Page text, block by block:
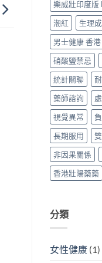
樂威壯印度版
潮紅
生理
男士健康 香港
硝酸鹽禁忌
統計關聯
藥師諮詢
視覺異常
長期服用
非因果關係
香港壯陽藥藥
分類
女性健康(1)